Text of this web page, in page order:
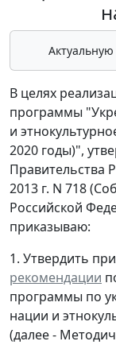
В целях
программы
и
2020 годы)",
Правительства
2013 г. N 718
Российской
приказываю:
1. Утвердить
рекомендации
программы по
нации и
(далее -